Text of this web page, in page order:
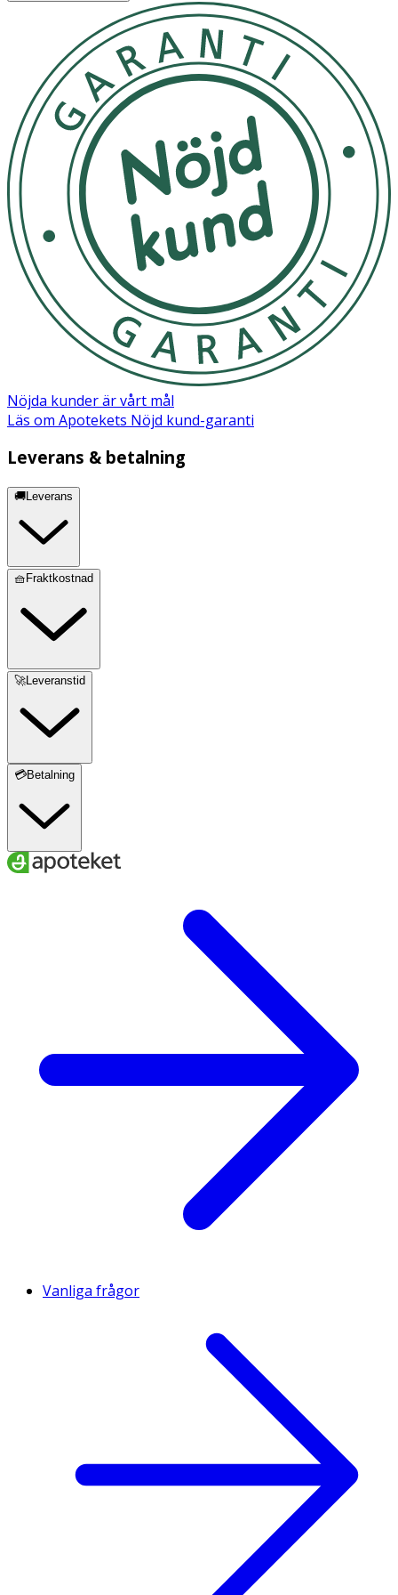
underlätta tarmtömning. • ForlaxGO är en oral lösning,
dospåsen kan drickas direkt eller med ett glas vatten. •
Det rekommenderas att ta ForlaxGO en på morgonen. •
Varje dospåse ska endast användas en gång efter
öppnandet. Dosrekommendation: Vuxna: 1 till 2 dospåsar
per dag Barn från 8 år: 1 dospåse varannan dag till att
börja med, upp till 2 dospåsar per dag Behandlingstid får
inte överskrida 15 dagar.
ForlaxGO förvaras på en torr plats i skydd från värme och
ljus.
OK för gravida och ammande:
Ingredienser:
Varje dospåse på 18,7 ml innehåller 10 g makrogol 4000
Andra ingredienser: Hallonsmak*,
karboximetylcellulosanatrium, vattenfri citronsyra,
kaliumsorbat, sukralos, vatten. *sammansättning av
hallonsmak: 93,7% propylenglykol (E1520), 0,1% ättiksyra
(E260), smakämnen
Nöjda kunder är vårt mål
Läs om Apotekets Nöjd kund-garanti
Leverans & betalning
🚚Leverans
🧺Fraktkostnad
🚀Leveranstid
💳Betalning
Vanliga frågor